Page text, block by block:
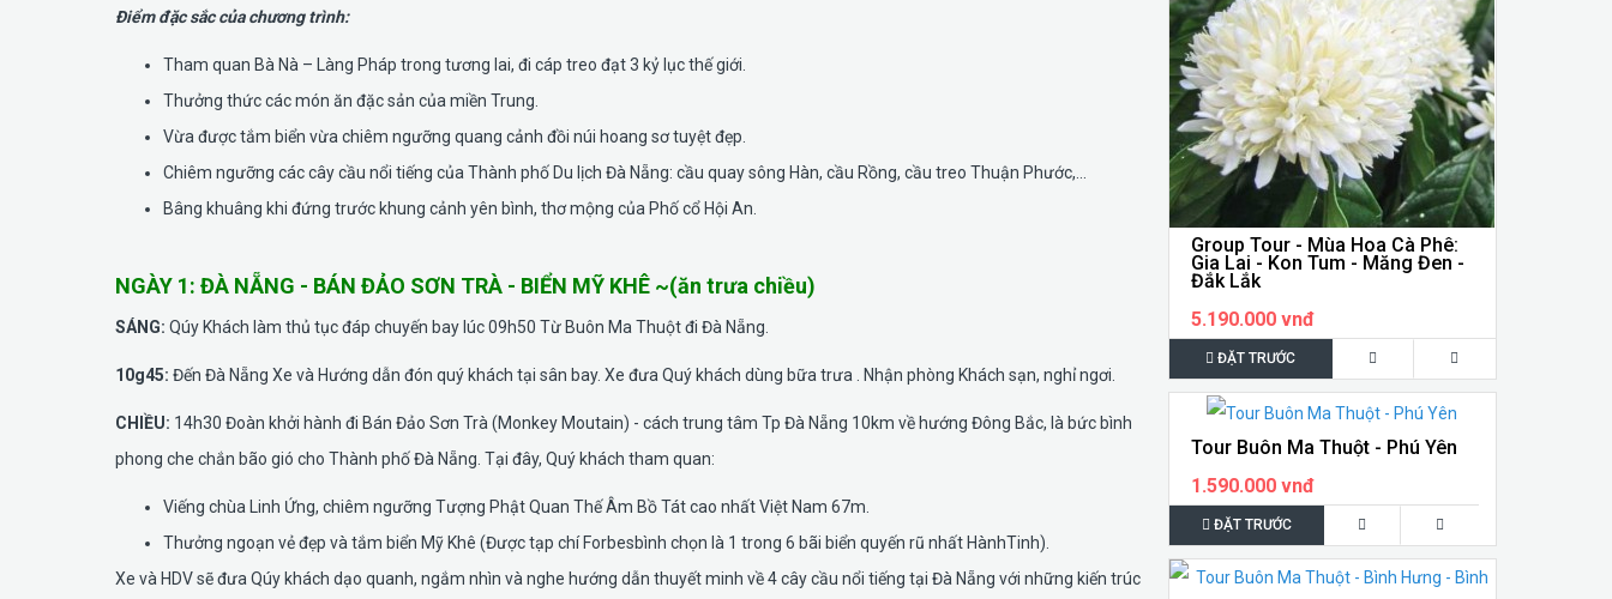
Điểm đặc sắc của chương trình:
Tham quan Bà Nà – Làng Pháp trong tương lai, đi cáp treo đạt 3 kỷ lục thế giới.
Thưởng thức các món ăn đặc sản của miền Trung.
Vừa được tắm biển vừa chiêm ngưỡng quang cảnh đồi núi hoang sơ tuyệt đẹp.
Chiêm ngưỡng các cây cầu nổi tiếng của Thành phố Du lịch Đà Nẵng: cầu quay sông Hàn, cầu Rồng, cầu treo Thuận Phước,...
Bâng khuâng khi đứng trước khung cảnh yên bình, thơ mộng của Phố cổ Hội An.
NGÀY 1: ĐÀ NẴNG - BÁN ĐẢO SƠN TRÀ - BIỂN MỸ KHÊ ~(ăn trưa chiều)
SÁNG: Qúy Khách làm thủ tục đáp chuyến bay lúc 09h50 Từ Buôn Ma Thuột đi Đà Nẵng.
10g45: Đến Đà Nẵng Xe và Hướng dẫn đón quý khách tại sân bay. Xe đưa Quý khách dùng bữa trưa . Nhận phòng Khách sạn, nghỉ ngơi.
CHIỀU: 14h30 Đoàn khởi hành đi Bán Đảo Sơn Trà (Monkey Moutain) - cách trung tâm Tp Đà Nẵng 10km về hướng Đông Bắc, là bức bình
phong che chắn bão gió cho Thành phố Đà Nẵng. Tại đây, Quý khách tham quan:
Viếng chùa Linh Ứng, chiêm ngưỡng Tượng Phật Quan Thế Âm Bồ Tát cao nhất Việt Nam 67m.
Thưởng ngoạn vẻ đẹp và tắm biển Mỹ Khê (Được tạp chí Forbesbình chọn là 1 trong 6 bãi biển quyến rũ nhất HànhTinh).
Xe và HDV sẽ đưa Qúy khách dạo quanh, ngắm nhìn và nghe hướng dẫn thuyết minh về 4 cây cầu nổi tiếng tại Đà Nẵng với những kiến trúc
Group Tour - Mùa Hoa Cà Phê:
Gia Lai - Kon Tum - Măng Đen -
Đắk Lắk
5.190.000 vnđ
ĐẶT TRƯỚC
Tour Buôn Ma Thuột - Phú Yên
1.590.000 vnđ
ĐẶT TRƯỚC